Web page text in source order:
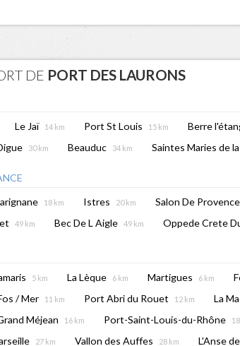
DE PORT DES LAURONS
Le Jaï 14 km Port St Louis 15 km Berre
30 km Beauduc 34 km Saintes Maries de
18 km Istres 20 km Salon De Provence
49 km Bec De L Aigle 49 km Oppede Crete
5 km La Lèque 6 km Martigues 6 km
/ Mer 11 km Port Abri du Rouet 12 km La
Méjean 16 km Port-Saint-Louis-du-Rhône
27 km Vallon des Auffes 28 km L'Anse